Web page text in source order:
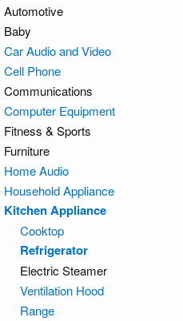
Automotive
Baby
Car Audio and Video
Cell Phone
Communications
Computer Equipment
Fitness & Sports
Furniture
Home Audio
Household Appliance
Kitchen Appliance
Cooktop
Refrigerator
Electric Steamer
Ventilation Hood
Range